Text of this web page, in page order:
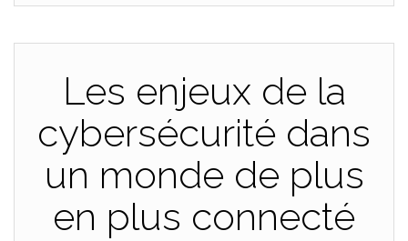
Les enjeux de la
cybersécurité dans
un monde de plus
en plus connecté